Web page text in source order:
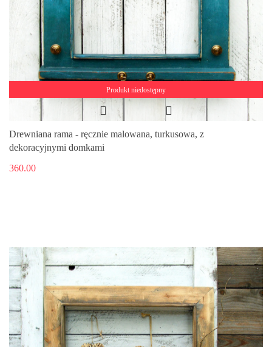
Produkt niedostępny
Drewniana rama - ręcznie malowana, turkusowa, z
dekoracyjnymi domkami
360.00